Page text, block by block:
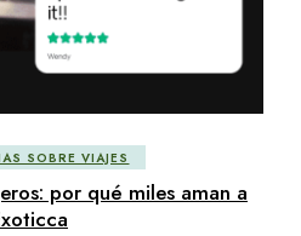
SOBRE VIAJES
por qué miles aman a